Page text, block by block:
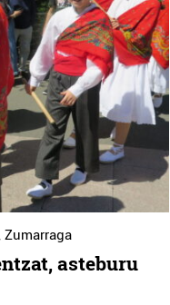
Zumarraga
asteburu